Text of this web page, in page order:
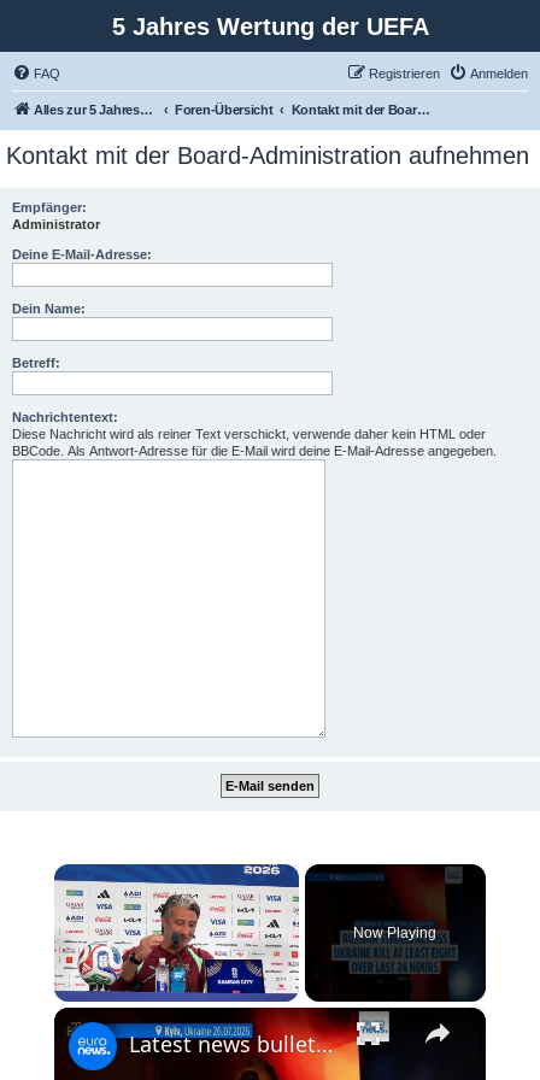
5 Jahres Wertung der UEFA
FAQ Anmelden
Registrieren
Alles zur 5 Jahreswertung / Tabelle der UEFA mit vielen Statistiken. Foren-Übersicht Kontakt mit der Board-Administration aufnehmen
Kontakt mit der Board-Administration aufnehmen
Empfänger:
Administrator
Deine E-Mail-Adresse:
Dein Name:
Betreff:
Nachrichtentext:
Diese Nachricht wird als reiner Text verschickt, verwende daher kein HTML oder
BBCode. Als Antwort-Adresse für die E-Mail wird deine E-Mail-Adresse angegeben.
×
Now Playing
×
Latest news bulletin | July 27th, 2026 – Morning